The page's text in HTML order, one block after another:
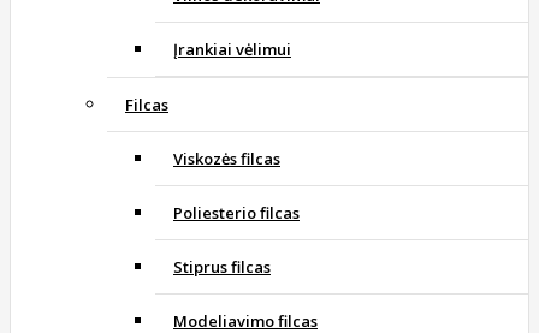
Įrankiai vėlimui
Filcas
Viskozės filcas
Poliesterio filcas
Stiprus filcas
Modeliavimo filcas